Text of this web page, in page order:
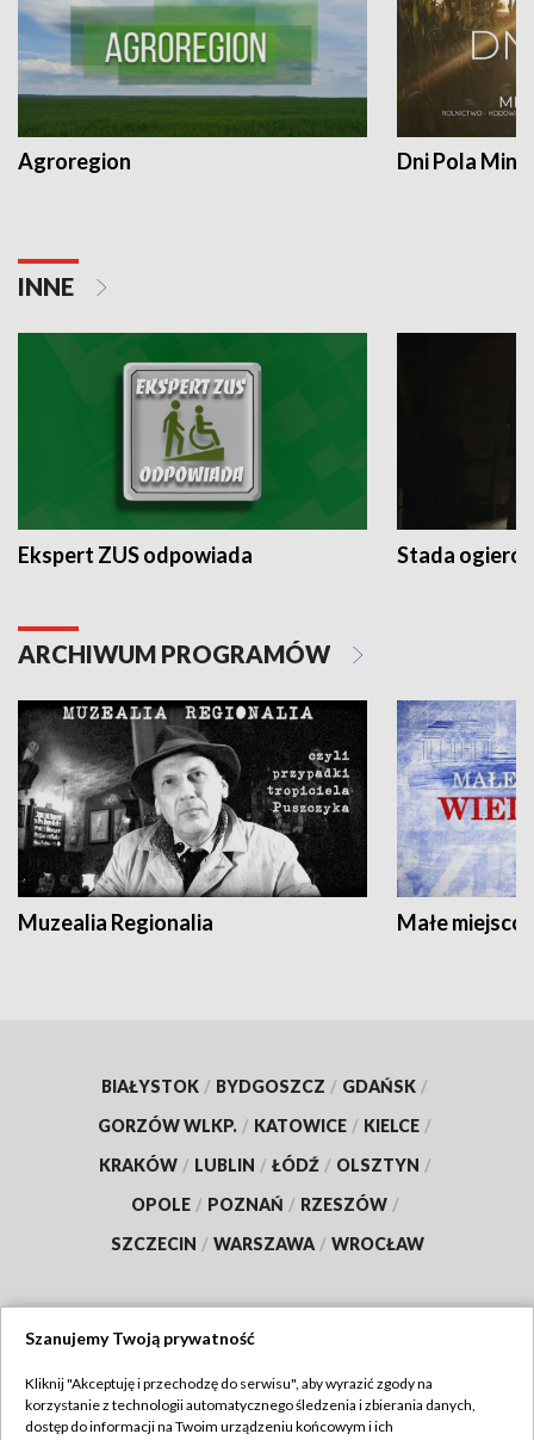
Agroregion Dni Pola
INNE
Ekspert ZUS odpowiada Stada
ARCHIWUM PROGRAMÓW
Muzealia Regionalia Małe
BIAŁYSTOK / BYDGOSZCZ / GDAŃSK /
GORZÓW WLKP. / KATOWICE / KIELCE /
KRAKÓW / LUBLIN / ŁÓDŹ / OLSZTYN /
OPOLE / POZNAŃ / RZESZÓW /
SZCZECIN / WARSZAWA / WROCŁAW
TVP
Szanujemy Twoją prywatność
Kliknij "Akceptuję i przechodzę do serwisu", aby wyrazić zgody na
korzystanie z technologii automatycznego śledzenia i zbierania danych,
dostęp do informacji na Twoim urządzeniu końcowym i ich